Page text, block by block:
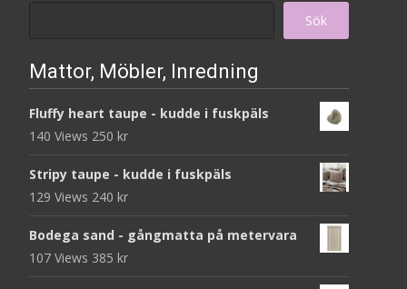
Sök
Mattor, Möbler, Inredning
Fluffy heart taupe - kudde i fuskpäls
140 Views 250 kr
Stripy taupe - kudde i fuskpäls
129 Views 240 kr
Bodega sand - gångmatta på metervara
107 Views 385 kr